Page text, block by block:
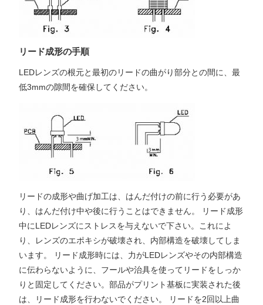
リード成形の手順
LEDレンズの根元と最初のリードの曲がり部分との間に、最
低3mmの隙間を確保してください。
リードの成形や曲げ加工は、はんだ付けの前に行う必要があ
り、はんだ付け中や後に行うことはできません。 リード成形
中にLEDレンズにストレスを与えないで下さい。これによ
り、レンズのエポキシが破壊され、内部構造を破壊してしま
います。 リード成形時には、力がLEDレンズやその内部構造
に伝わらないように、フールや治具を使ってリードをしっか
りと固定してください。部品がプリント基板に実装された後
は、リード成形を行わないでください。 リードを2回以上曲